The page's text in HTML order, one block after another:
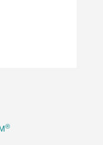
®